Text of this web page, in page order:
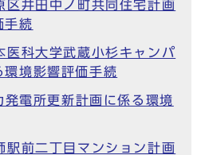
井田中ノ町共同住宅計画
手続
科大学武蔵小杉キャンパ
環境影響評価手続
電所更新計画に係る環境
前二丁目マンション計画